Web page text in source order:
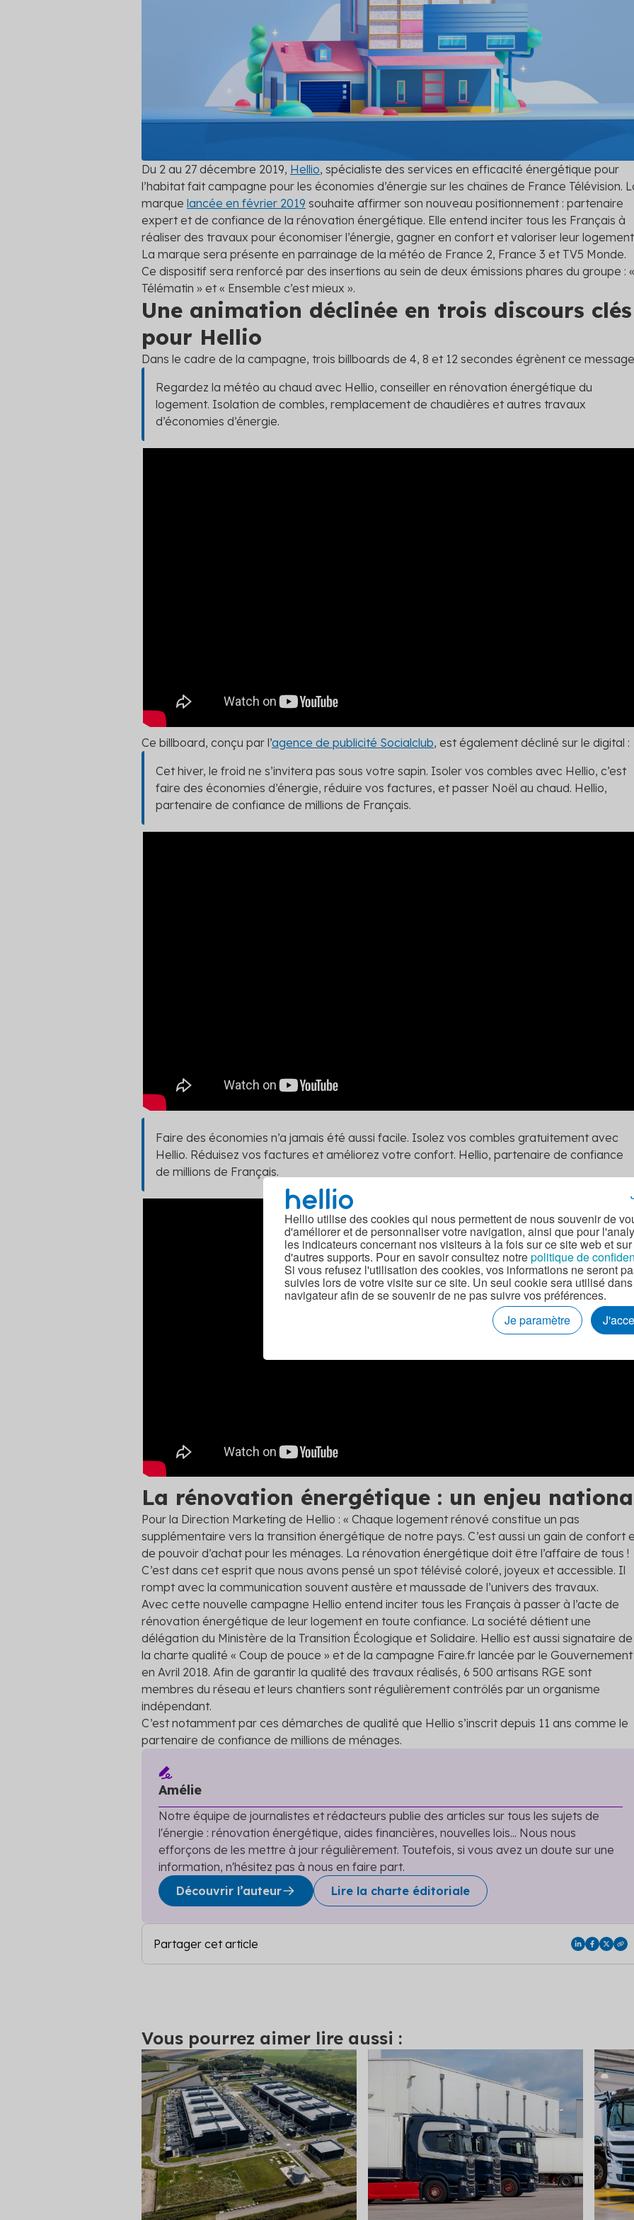
Hellio utilise des cookies qui nous permettent de nous souvenir de
d'améliorer et de personnaliser votre navigation, ainsi que pour
les indicateurs concernant nos visiteurs à la fois sur ce site web et sur
d'autres supports. Pour en savoir consultez notrepolitique de
Si vous refusez l'utilisation des cookies, vos informations ne seront
suivies lors de votre visite sur ce site. Un seul cookie sera utilisé
navigateur afin de se souvenir de ne pas suivre vos préférences.
Je paramètre
Simulateur Hellio : rejoignez la
plateforme
Découvrez les primes auxquelles vous
pouvez prétendre
Voir toutes les solutions
autres clients
Du 2 au 27 décembre 2019, Hellio, spécialiste des services en efficacité énergétique pour
l’habitat fait campagne pour les économies d’énergie sur les chaînes de France Télévision.
marque lancée en février 2019 souhaite affirmer son nouveau positionnement : partenaire
expert et de confiance de la rénovation énergétique. Elle entend inciter tous les Français à
réaliser des travaux pour économiser l’énergie, gagner en confort et valoriser leur
La marque sera présente en parrainage de la météo de France 2, France 3 et TV5 Monde.
Ce dispositif sera renforcé par des insertions au sein de deux émissions phares du groupe : «
Télématin » et « Ensemble c’est mieux ».
Une animation déclinée en trois discours clés
pour Hellio
Dans le cadre de la campagne, trois billboards de 4, 8 et 12 secondes égrènent ce
Regardez la météo au chaud avec Hellio, conseiller en rénovation énergétique du
logement. Isolation de combles, remplacement de chaudières et autres travaux
d’économies d’énergie.
Ce billboard, conçu par l’agence de publicité Socialclub, est également décliné sur le digital :
Cet hiver, le froid ne s’invitera pas sous votre sapin. Isoler vos combles avec Hellio, c’est
faire des économies d’énergie, réduire vos factures, et passer Noël au chaud. Hellio,
partenaire de confiance de millions de Français.
Faire des économies n’a jamais été aussi facile. Isolez vos combles gratuitement avec
Hellio. Réduisez vos factures et améliorez votre confort. Hellio, partenaire de confiance
de millions de Français.
La rénovation énergétique : un enjeu
Pour la Direction Marketing de Hellio : « Chaque logement rénové constitue un pas
supplémentaire vers la transition énergétique de notre pays. C’est aussi un gain de confort
de pouvoir d’achat pour les ménages. La rénovation énergétique doit être l’affaire de tous !
C’est dans cet esprit que nous avons pensé un spot télévisé coloré, joyeux et accessible. Il
rompt avec la communication souvent austère et maussade de l’univers des travaux.
Avec cette nouvelle campagne Hellio entend inciter tous les Français à passer à l’acte de
rénovation énergétique de leur logement en toute confiance. La société détient une
délégation du Ministère de la Transition Écologique et Solidaire. Hellio est aussi signataire de
la charte qualité « Coup de pouce » et de la campagne Faire.fr lancée par le Gouvernement
en Avril 2018. Afin de garantir la qualité des travaux réalisés, 6 500 artisans RGE sont
membres du réseau et leurs chantiers sont régulièrement contrôlés par un organisme
indépendant.
C’est notamment par ces démarches de qualité que Hellio s’inscrit depuis 11 ans comme le
partenaire de confiance de millions de ménages.
Amélie
Notre équipe de journalistes et rédacteurs publie des articles sur tous les sujets de
l'énergie : rénovation énergétique, aides financières, nouvelles lois... Nous nous
efforçons de les mettre à jour régulièrement. Toutefois, si vous avez un doute sur une
information, n'hésitez pas à nous en faire part.
Découvrir l’auteur
Lire la charte éditoriale
Partager cet article
Vous pourrez aimer lire aussi :